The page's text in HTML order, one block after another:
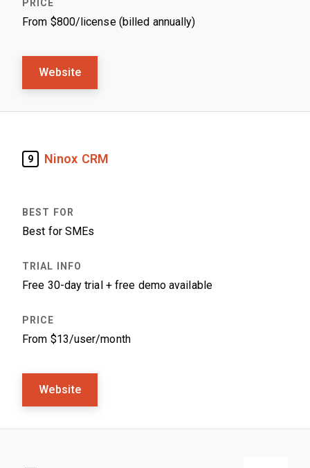
From $800/license (billed annually)
Website
9 Ninox CRM
Best for SMEs
Free 30-day trial + free demo available
From $13/user/month
Website